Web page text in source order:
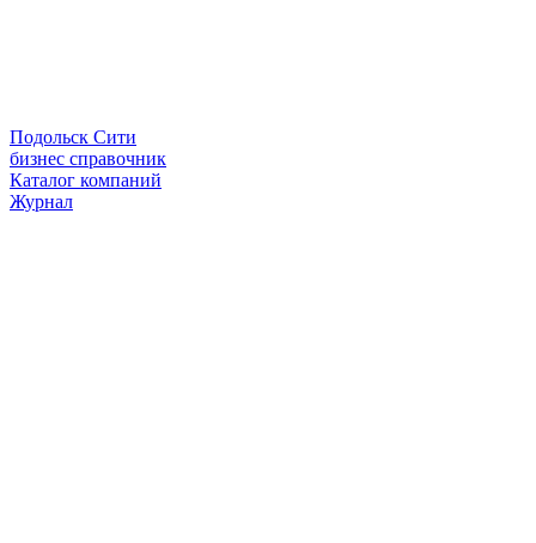
Подольск Сити
бизнес справочник
Каталог компаний
Журнал